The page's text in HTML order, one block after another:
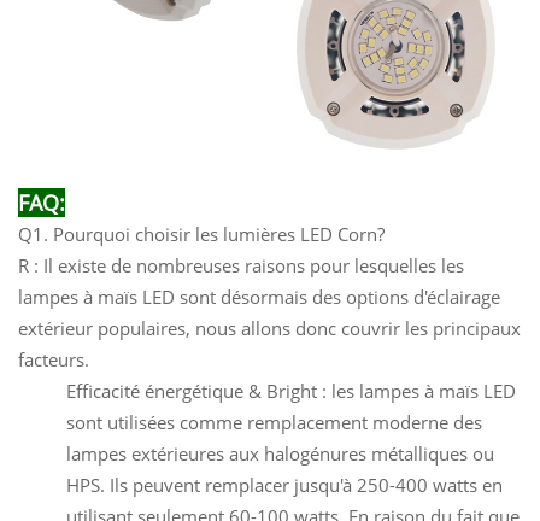
FAQ:
Q1. Pourquoi choisir les lumières LED Corn?
R : Il existe de nombreuses raisons pour lesquelles les
lampes à maïs LED sont désormais des options d'éclairage
extérieur populaires, nous allons donc couvrir les principaux
facteurs.
Efficacité énergétique & Bright : les lampes à maïs LED
sont utilisées comme remplacement moderne des
lampes extérieures aux halogénures métalliques ou
HPS. Ils peuvent remplacer jusqu'à 250-400 watts en
utilisant seulement 60-100 watts. En raison du fait que